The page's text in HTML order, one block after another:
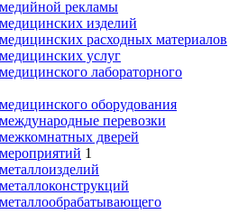
рекламы
изделий
расходных материалов
услуг
лабораторного
оборудования
перевозки
дверей
1